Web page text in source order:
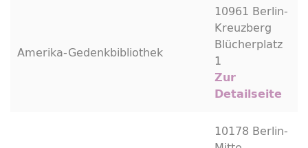
Amerika-Gedenkbibliothek
10961 Berlin-
Kreuzberg
Blücherplatz
1
Zur
Detailseite
10178 Berlin-